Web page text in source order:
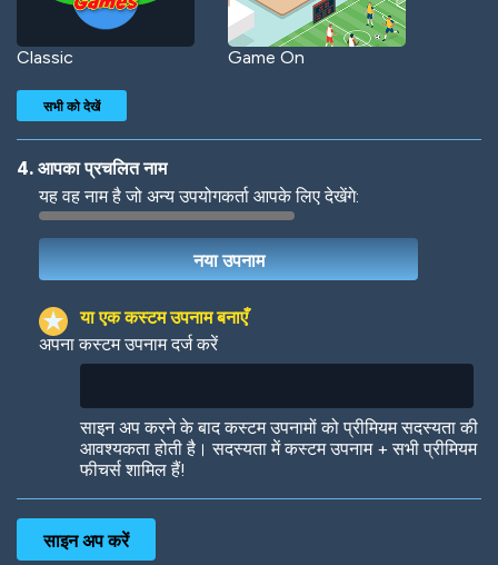
Classic Game On
Woof Jungle Cats
सभी को देखें
4. आपका प्रचलित नाम
यह वह नाम है जो अन्य उपयोगकर्ता आपके लिए देखेंगे:
या एक कस्टम उपनाम बनाएँ
अपना कस्टम उपनाम दर्ज करें
साइन अप करने के बाद कस्टम उपनामों को प्रीमियम सदस्यता की
आवश्यकता होती है। सदस्यता में कस्टम उपनाम + सभी प्रीमियम
फीचर्स शामिल हैं!